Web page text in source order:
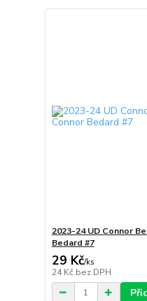
2023-24 UD Connor
Bedard #7
29 Kč/ks
24 Kč bez DPH